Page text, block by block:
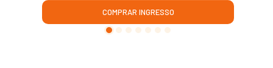
COMPRAR INGRESSO